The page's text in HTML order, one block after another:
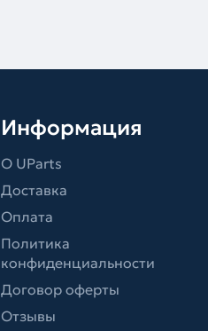
Информация
О UParts
Доставка
Оплата
Политика
конфиденциальности
Договор оферты
Отзывы